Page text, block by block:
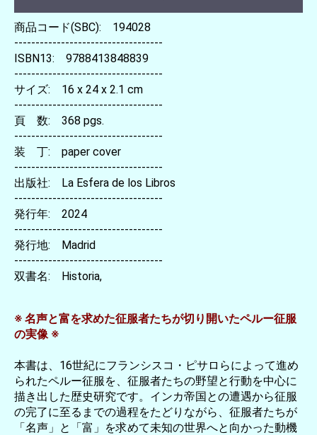
商品コード(SBC): 194028
-----------------------------------
ISBN13: 9788413848839
-----------------------------------
サイズ: 16 x 24 x 2.1 cm
-----------------------------------
頁 数: 368 pgs.
-----------------------------------
装 丁: paper cover
-----------------------------------
出版社: La Esfera de los Libros
-----------------------------------
発行年: 2024
-----------------------------------
発行地: Madrid
-----------------------------------
双書名: Historia,
※ 名声と富を求めた征服者たちが切り開いたペルー征服
の実像 ※
本書は、16世紀にフランシスコ・ピサロらによって進め
られたペルー征服を、征服者たちの野望と行動を中心に
描き出した歴史研究です。インカ帝国との遭遇から征服
の完了に至るまでの過程をたどりながら、征服者たちが
「名声」と「富」を求めて未知の世界へと向かった動機